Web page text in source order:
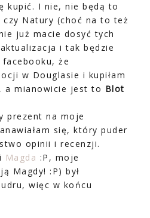
kupić. I nie, nie będą to
czy Natury (choć na to też
już macie dosyć tych
i tak będzie
facebooku, że
w Douglasie i kupiłam
, a mianowicie jest to Blot
prezent na moje
się, który puder
opinii i recenzji.
Magda :P, moje
Magdy! :P) był
więc w końcu